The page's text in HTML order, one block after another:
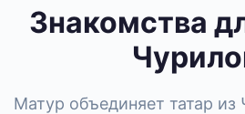
Знакомства
Матур объединяет татар из